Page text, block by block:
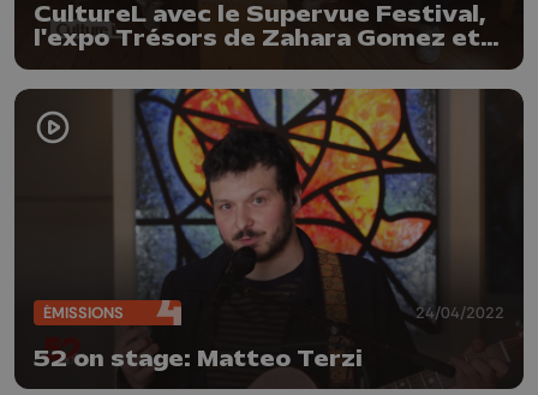
CultureL avec le Supervue Festival,
l'expo Trésors de Zahara Gomez et
ÉMISSIONS 24/04/2022
52 on stage: Matteo Terzi